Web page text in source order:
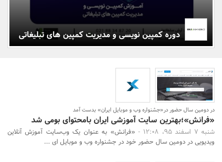
دوره کمپین نویسی و مدیریت کمپین های تبلیغاتی
در دومین سال حضور در«جشنواره وب و موبایل ایران» بدست آمد
«فرانش»؛بهترین سایت آموزشی ایران بامحتوای بومی شد
شنبه 7 اسفند 95، 12:08 -
«فرانش» به عنوان یک وب‌سایت آموزش آنلاین
ویدیویی در دومین سال حضور خود در جشنواره وب و موبایل ای ...